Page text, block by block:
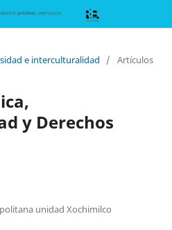
e interculturalidad
/ Artículos
y Derechos
unidad Xochimilco